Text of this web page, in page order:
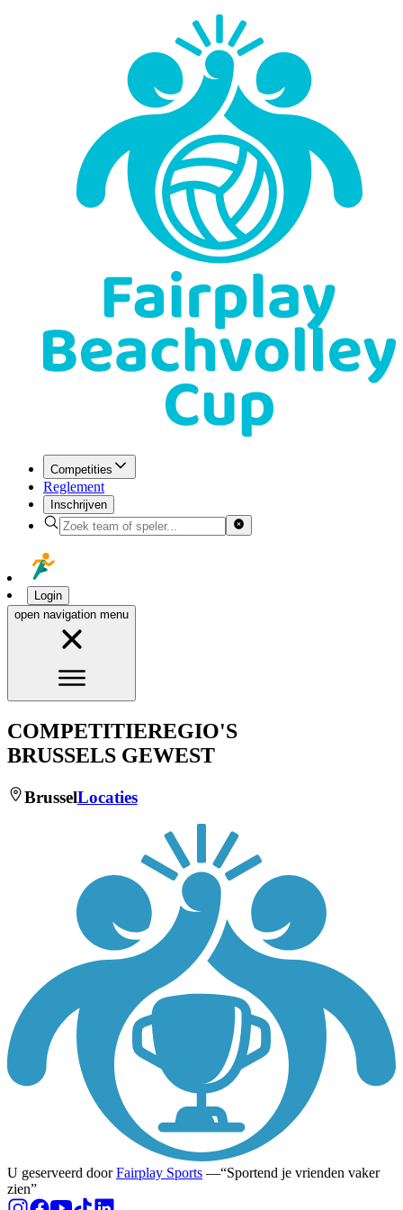
Competities
Reglement
Inschrijven
Login
open navigation menu
COMPETITIEREGIO'S
BRUSSELS GEWEST
BrusselLocaties
U geserveerd door Fairplay Sports — Sportend je vrienden vaker
zien